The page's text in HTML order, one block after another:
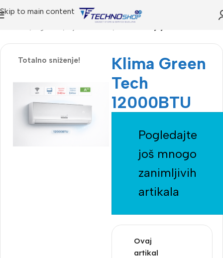
Skip to main content
Totalno sniženje!
Klima Green
Tech
12000BTU
Pogledajte
još mnogo
zanimljivih
artikala
Ovaj
artikal